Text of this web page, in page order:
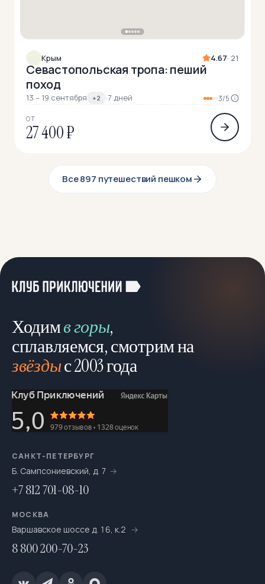
Крым 4.67· 21
Севастопольская тропа: пеший
поход
13 – 19 сентября +2 ·7 дней 3/5
ОТ
27 400 ₽
Все 897 путешествий пешком
Ходимв горы,
сплавляемся, смотрим на
звёздыс 2003 года
САНКТ-ПЕТЕРБУРГ
Б. Сампсониевский, д. 7
+7 812 701-08-10
МОСКВА
Варшавское шоссе д. 16, к.2
8 800 200-70-23